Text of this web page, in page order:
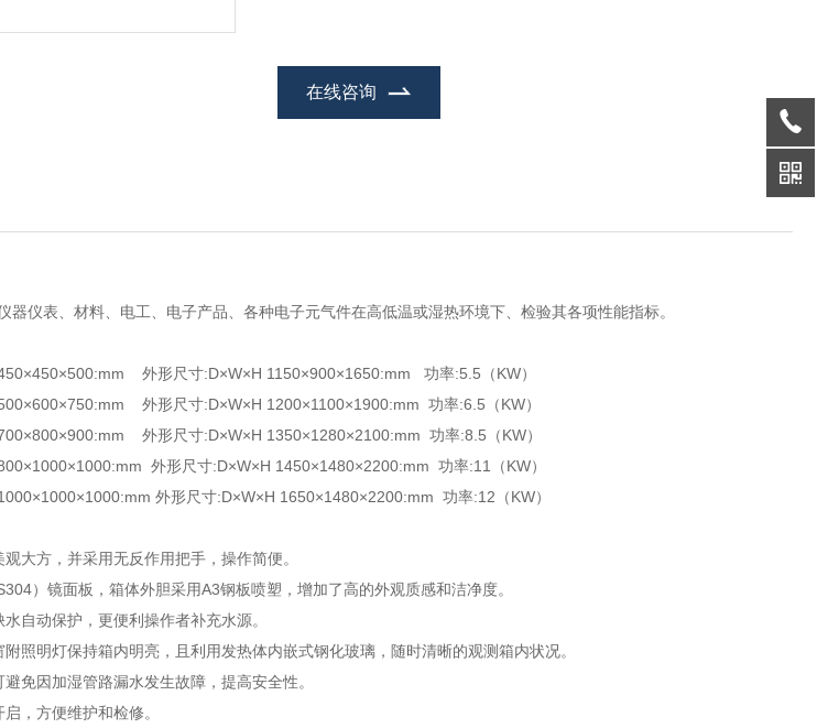
在线咨询
器仪表、材料、电工、电子产品、各种电子元气件在高低温或湿热环境下、检验其各项性能指标。
外形尺寸:D×W×H 1150×900×1650:mm 功率:5.5（KW）
外形尺寸:D×W×H 1200×1100×1900:mm 功率:6.5（KW）
外形尺寸:D×W×H 1350×1280×2100:mm 功率:8.5（KW）
外形尺寸:D×W×H 1450×1480×2200:mm 功率:11（KW）
外形尺寸:D×W×H 1650×1480×2200:mm 功率:12（KW）
大方，并采用无反作用把手，操作简便。
）镜面板，箱体外胆采用A3钢板喷塑，增加了高的外观质感和洁净度。
自动保护，更便利操作者补充水源。
照明灯保持箱内明亮，且利用发热体内嵌式钢化玻璃，随时清晰的观测箱内状况。
免因加湿管路漏水发生故障，提高安全性。
，方便维护和检修。